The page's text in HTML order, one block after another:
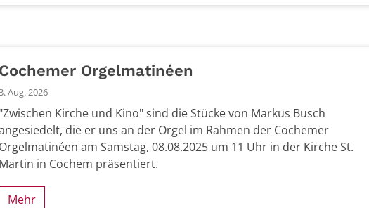
Cochemer Orgelmatinéen
Aug. 2026
"Zwischen Kirche und Kino" sind die Stücke von Markus Busch
die er uns an der Orgel im Rahmen der Cochemer
Orgelmatinéen am Samstag, 08.08.2025 um 11 Uhr in der Kirche St.
Martin in Cochem präsentiert.
Mehr